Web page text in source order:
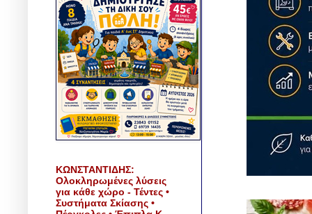
ΚΩΝΣΤΑΝΤΙΔΗΣ:
Ολοκληρωμένες λύσεις
για κάθε χώρο - Τέντες •
Συστήματα Σκίασης •